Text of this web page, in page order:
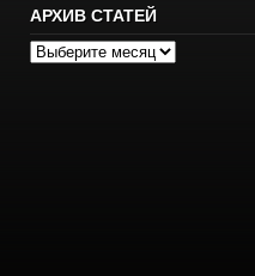
АРХИВ СТАТЕЙ
Архив